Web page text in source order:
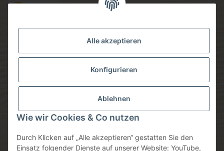
Alle akzeptieren
Konfigurieren
Ablehnen
Wie wir Cookies & Co nutzen
Durch Klicken auf „Alle akzeptieren“ gestatten Sie den
Einsatz folgender Dienste auf unserer Website: YouTube,
Versandmethoden
Sicheres einkaufen